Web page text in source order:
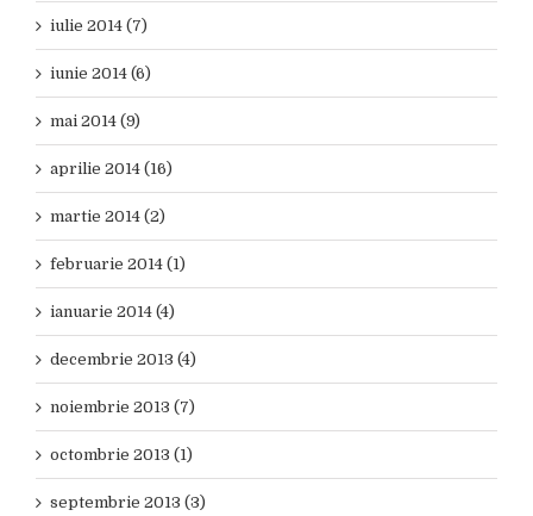
iulie 2014 (7)
iunie 2014 (6)
mai 2014 (9)
aprilie 2014 (16)
martie 2014 (2)
februarie 2014 (1)
ianuarie 2014 (4)
decembrie 2013 (4)
noiembrie 2013 (7)
octombrie 2013 (1)
septembrie 2013 (3)